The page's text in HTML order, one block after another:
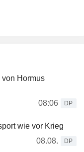
Hormus
08:06
DP
wie vor Krieg
08.08.
DP